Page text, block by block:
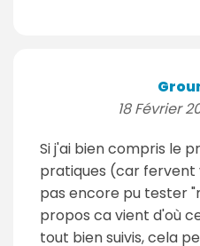
18 Février
Si j'ai bien compris le
pratiques (car fervent
pas encore pu tester
propos ca vient d'où
tout bien suivis, cela